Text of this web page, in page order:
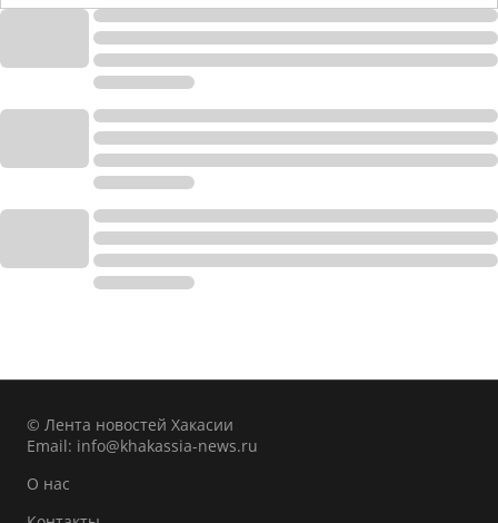
© Лента новостей Хакасии
Email: info@khakassia-news.ru
О нас